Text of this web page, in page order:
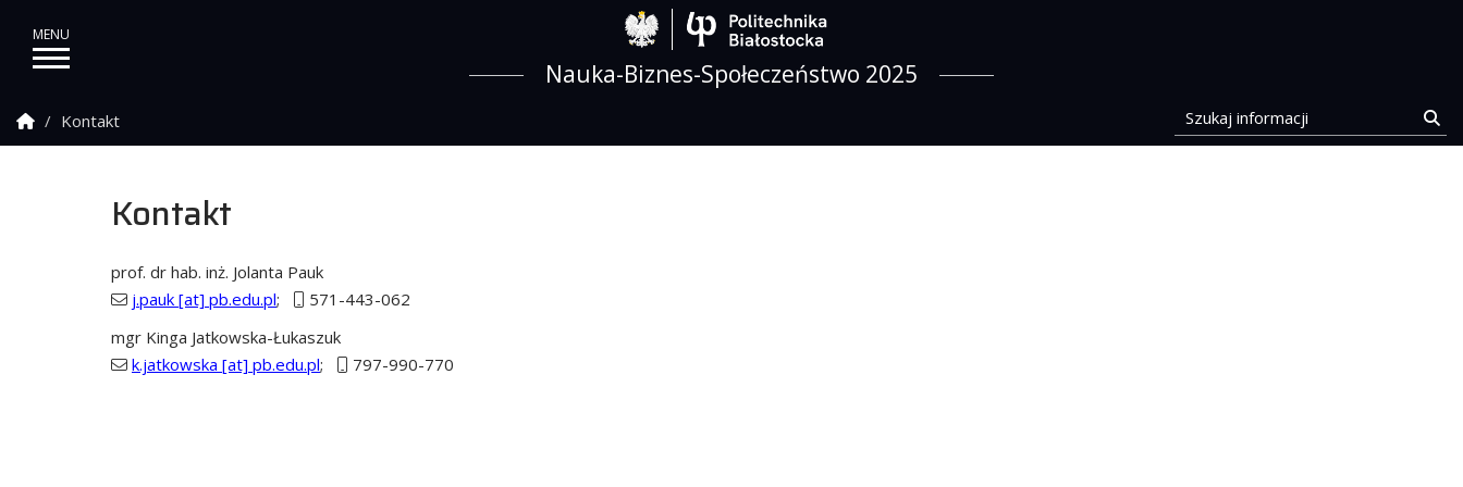
Nauka-Biznes-Społeczeństwo 2025
Strona Główna
Kontakt Szukaj informacji
Kontakt
prof. dr hab. inż. Jolanta Pauk
j.pauk [at] pb.edu.pl;
571-443-062
mgr Kinga Jatkowska-Łukaszuk
k.jatkowska [at] pb.edu.pl; 797-990-770